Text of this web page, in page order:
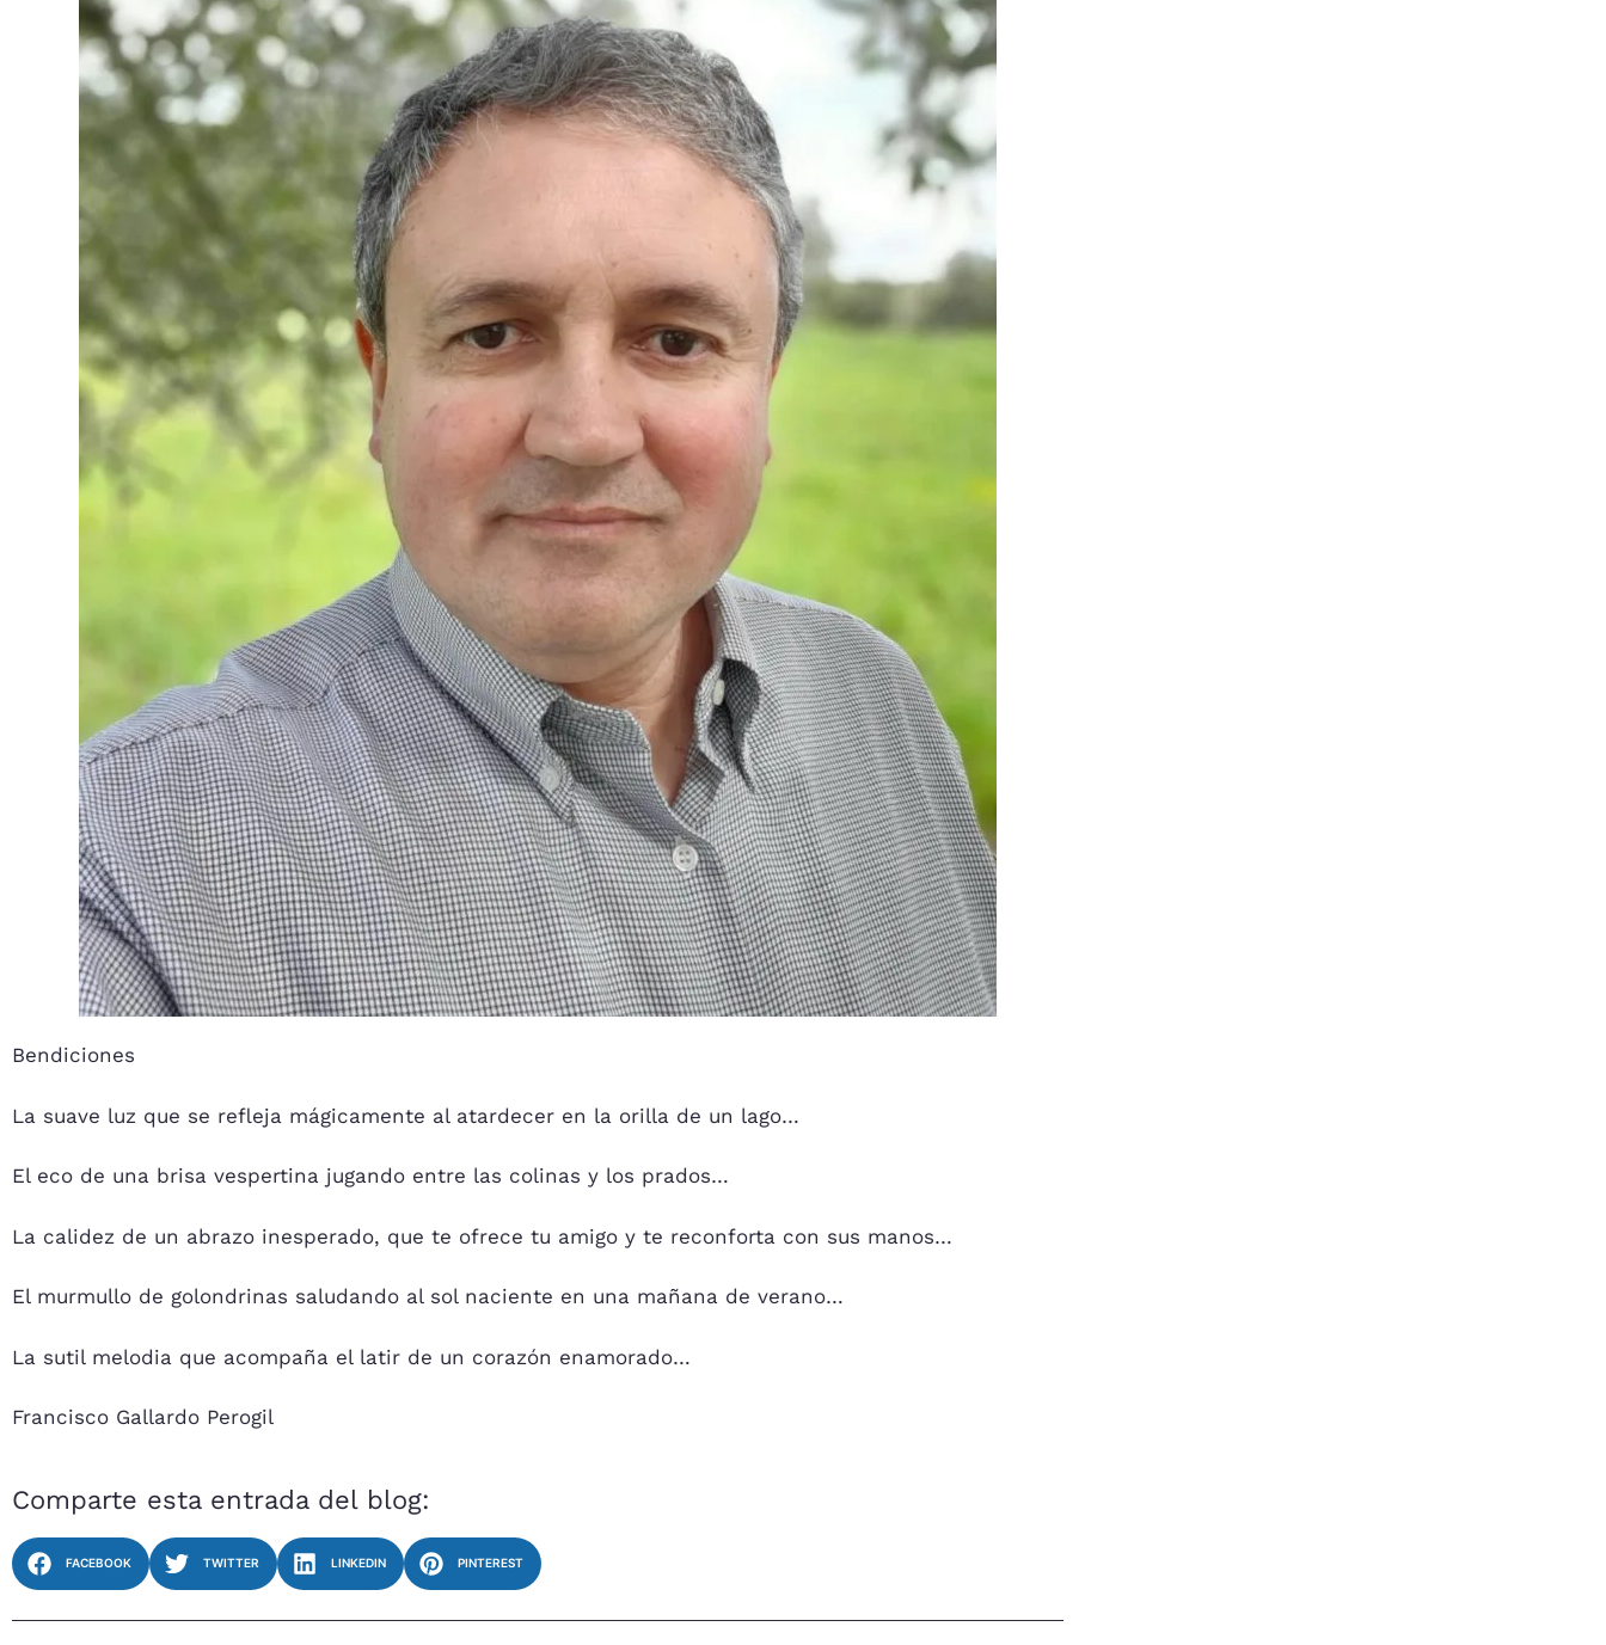
Bendiciones
La suave luz que se refleja mágicamente al atardecer en la orilla de un lago…
El eco de una brisa vespertina jugando entre las colinas y los prados…
La calidez de un abrazo inesperado, que te ofrece tu amigo y te reconforta con sus manos…
El murmullo de golondrinas saludando al sol naciente en una mañana de verano…
La sutil melodia que acompaña el latir de un corazón enamorado…
Francisco Gallardo Perogil
Comparte esta entrada del blog:
FACEBOOK TWITTER LINKEDIN PINTEREST